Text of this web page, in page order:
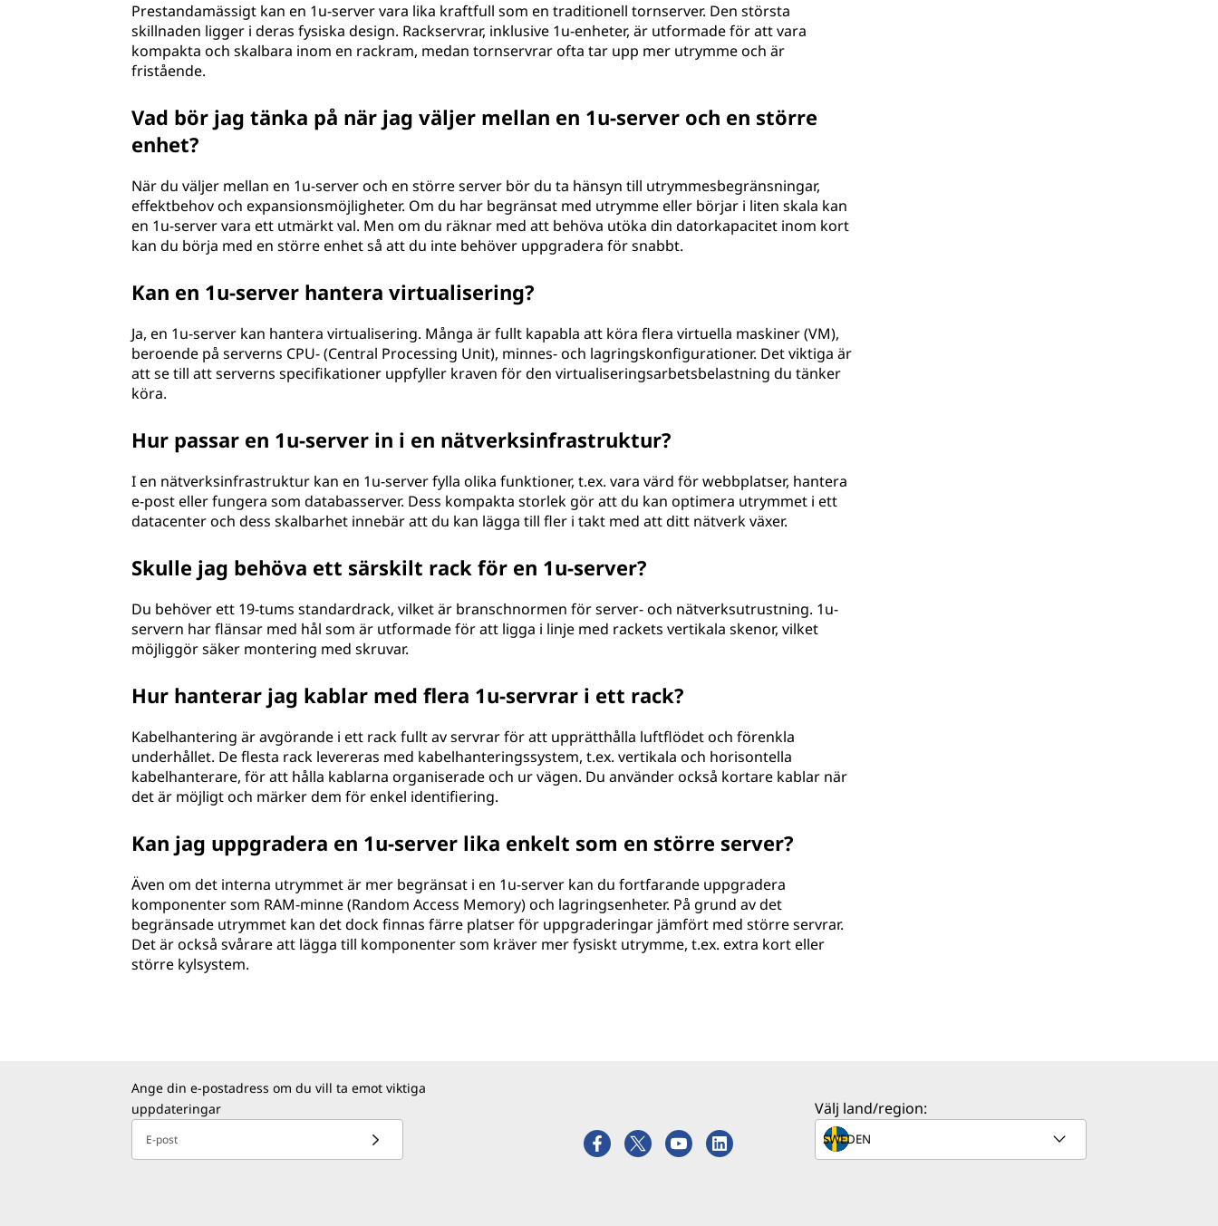
Prestandamässigt kan en 1u-server vara lika kraftfull som en traditionell tornserver. Den största
skillnaden ligger i deras fysiska design. Rackservrar, inklusive 1u-enheter, är utformade för att vara
kompakta och skalbara inom en rackram, medan tornservrar ofta tar upp mer utrymme och är
fristående.
Vad bör jag tänka på när jag väljer mellan en 1u-server och en större
enhet?
När du väljer mellan en 1u-server och en större server bör du ta hänsyn till utrymmesbegränsningar,
effektbehov och expansionsmöjligheter. Om du har begränsat med utrymme eller börjar i liten skala kan
en 1u-server vara ett utmärkt val. Men om du räknar med att behöva utöka din datorkapacitet inom kort
kan du börja med en större enhet så att du inte behöver uppgradera för snabbt.
Kan en 1u-server hantera virtualisering?
Ja, en 1u-server kan hantera virtualisering. Många är fullt kapabla att köra flera virtuella maskiner (VM),
beroende på serverns CPU- (Central Processing Unit), minnes- och lagringskonfigurationer. Det viktiga är
att se till att serverns specifikationer uppfyller kraven för den virtualiseringsarbetsbelastning du tänker
köra.
Hur passar en 1u-server in i en nätverksinfrastruktur?
I en nätverksinfrastruktur kan en 1u-server fylla olika funktioner, t.ex. vara värd för webbplatser, hantera
e-post eller fungera som databasserver. Dess kompakta storlek gör att du kan optimera utrymmet i ett
datacenter och dess skalbarhet innebär att du kan lägga till fler i takt med att ditt nätverk växer.
Skulle jag behöva ett särskilt rack för en 1u-server?
Du behöver ett 19-tums standardrack, vilket är branschnormen för server- och nätverksutrustning. 1u-
servern har flänsar med hål som är utformade för att ligga i linje med rackets vertikala skenor, vilket
möjliggör säker montering med skruvar.
Hur hanterar jag kablar med flera 1u-servrar i ett rack?
Kabelhantering är avgörande i ett rack fullt av servrar för att upprätthålla luftflödet och förenkla
underhållet. De flesta rack levereras med kabelhanteringssystem, t.ex. vertikala och horisontella
kabelhanterare, för att hålla kablarna organiserade och ur vägen. Du använder också kortare kablar när
det är möjligt och märker dem för enkel identifiering.
Kan jag uppgradera en 1u-server lika enkelt som en större server?
Även om det interna utrymmet är mer begränsat i en 1u-server kan du fortfarande uppgradera
komponenter som RAM-minne (Random Access Memory) och lagringsenheter. På grund av det
begränsade utrymmet kan det dock finnas färre platser för uppgraderingar jämfört med större servrar.
Det är också svårare att lägga till komponenter som kräver mer fysiskt utrymme, t.ex. extra kort eller
större kylsystem.
Ange din e-postadress om du vill ta emot viktiga
uppdateringar
E-post
Välj land/region: